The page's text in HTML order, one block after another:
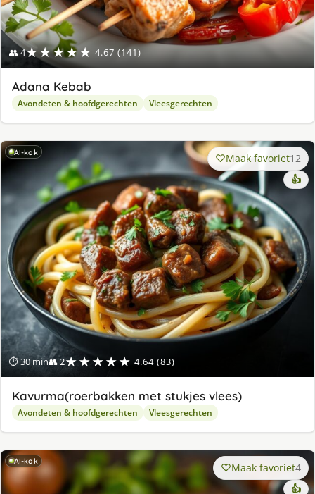
👥 4★★★★★ 4.67 (141)
Adana Kebab
Avondeten & hoofdgerechten Vleesgerechten
AI-kok
⏱ 30 min👥 2★★★★★ 4.64 (83)
Maak favoriet12
👍
Kavurma(roerbakken met stukjes vlees)
Avondeten & hoofdgerechten Vleesgerechten
AI-kok Maak favoriet4
👍